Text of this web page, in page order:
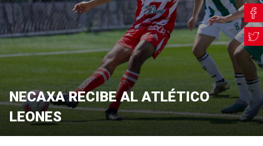
NECAXA RECIBE AL ATLÉTICO
LEONES